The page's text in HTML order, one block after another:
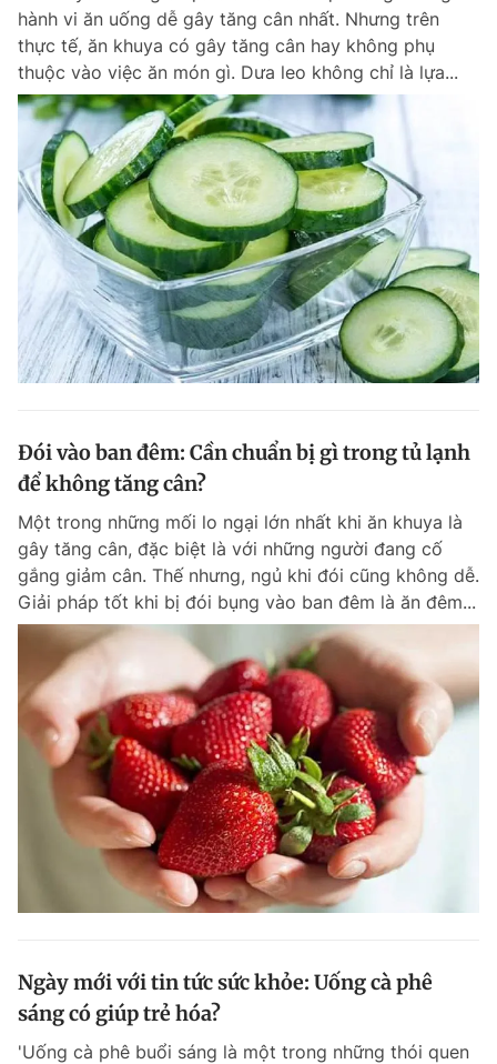
© 2003-2026 Bản quyền thuộc về Báo Thanh Niên. Cấm sao chép
dưới mọi hình thức nếu không có sự chấp thuận bằng văn bản.
Phát triển bởi ePi Technologies, JSC.
hành vi ăn uống dễ gây tăng cân nhất. Nhưng trên
thực tế, ăn khuya có gây tăng cân hay không phụ
thuộc vào việc ăn món gì. Dưa leo không chỉ là lựa...
Đói vào ban đêm: Cần chuẩn bị gì trong tủ lạnh
để không tăng cân?
Một trong những mối lo ngại lớn nhất khi ăn khuya là
gây tăng cân, đặc biệt là với những người đang cố
gắng giảm cân. Thế nhưng, ngủ khi đói cũng không dễ.
Giải pháp tốt khi bị đói bụng vào ban đêm là ăn đêm...
Ngày mới với tin tức sức khỏe: Uống cà phê
sáng có giúp trẻ hóa?
'Uống cà phê buổi sáng là một trong những thói quen